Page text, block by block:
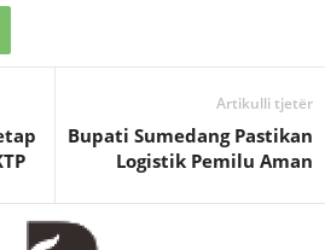
Artikulli tjetër
Bupati Sumedang Pastikan
Logistik Pemilu Aman